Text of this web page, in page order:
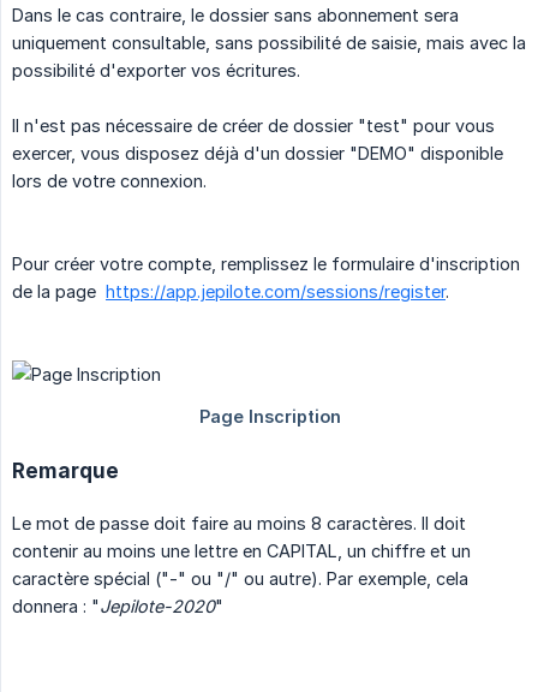
Dans le cas contraire, le dossier sans abonnement sera
uniquement consultable, sans possibilité de saisie, mais avec la
possibilité d'exporter vos écritures.
Il n'est pas nécessaire de créer de dossier "test" pour vous
exercer, vous disposez déjà d'un dossier "DEMO" disponible
lors de votre connexion.
Pour créer votre compte, remplissez le formulaire d'inscription
de la page https://app.jepilote.com/sessions/register.
Remarque
Le mot de passe doit faire au moins 8 caractères. Il doit
contenir au moins une lettre en CAPITAL, un chiffre et un
caractère spécial ("-" ou "/" ou autre). Par exemple, cela
donnera : "Jepilote-2020"